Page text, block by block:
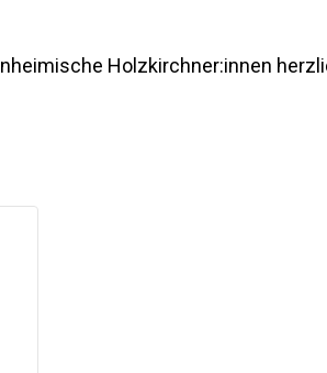
Holzkirchner:innen